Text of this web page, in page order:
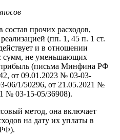
прочих расходов,
(пп. 1, 45 п. 1 ст.
и в отношении
сумм, не уменьшающих
прибыль (письма Минфина РФ
от 09.01.2023 № 03-03-
06/1/50296, от 21.05.2021 №
№ 03-15-05/36908).
метод, она включает
на дату их уплаты в